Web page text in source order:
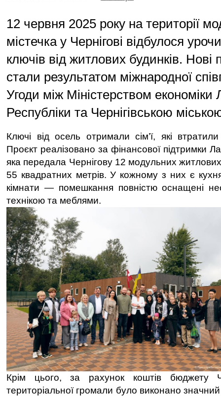
12 червня 2025 року на території
містечка у Чернігові відбулося
ключів від житлових будинків.
стали результатом міжнародної
Угоди між Міністерством економіки
Республіки та Чернігівською
Ключі від осель отримали сім’ї, які
Проєкт реалізовано за фінансової підтримки
яка передала Чернігову 12 модульних
55 квадратних метрів. У кожному з них є
кімнати — помешкання повністю оснащені
технікою та меблями.
Крім цього, за рахунок коштів бюджету
територіальної громали було виконано значний